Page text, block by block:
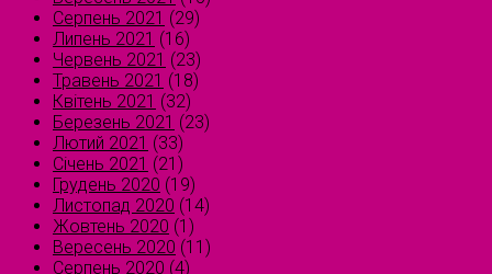
Серпень 2021 (29)
Липень 2021 (16)
Червень 2021 (23)
Травень 2021 (18)
Квітень 2021 (32)
Березень 2021 (23)
Лютий 2021 (33)
Січень 2021 (21)
Грудень 2020 (19)
Листопад 2020 (14)
Жовтень 2020 (1)
Вересень 2020 (11)
Серпень 2020 (4)